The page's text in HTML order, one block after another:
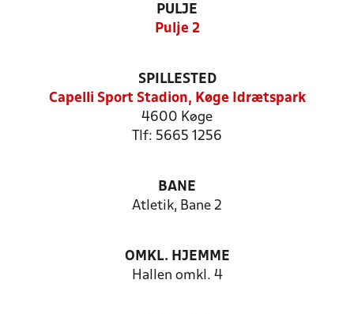
PULJE
Pulje 2
SPILLESTED
Capelli Sport Stadion, Køge Idrætspark
4600 Køge
Tlf: 5665 1256
BANE
Atletik, Bane 2
OMKL. HJEMME
Hallen omkl. 4